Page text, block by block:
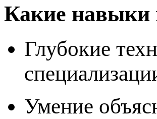
Какие навыки
Глубокие
Умение